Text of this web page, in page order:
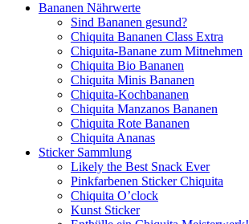
Bananen Nährwerte
Sind Bananen gesund?
Chiquita Bananen Class Extra
Chiquita-Banane zum Mitnehmen
Chiquita Bio Bananen
Chiquita Minis Bananen
Chiquita-Kochbananen
Chiquita Manzanos Bananen
Chiquita Rote Bananen
Chiquita Ananas
Sticker Sammlung
Likely the Best Snack Ever
Pinkfarbenen Sticker Chiquita
Chiquita O’clock
Kunst Sticker